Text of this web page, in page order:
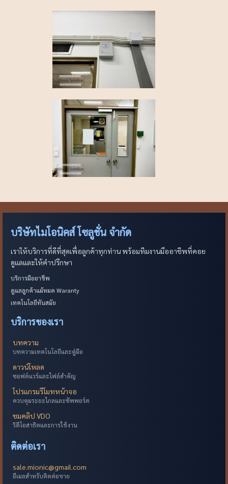
บริษัทไมโอนิคส์ โซลูชั่น จำกัด
เราให้บริการที่ดีที่สุดเพื่อลูกค้าทุกท่าน พร้อมทีมงานมืออาชีพที่คอย
ดูแลและให้คำปรึกษา
บริการมืออาชีพ
ดูแลลูกค้าแม้หมด Waranty
เทคโนโลยีทันสมัย
บริการของเรา
บทความ
บทความเทคโนโลยีและคู่มือ
ดาวน์โหลด
ซอฟต์แวร์และไฟล์สำคัญ
โปรแกรมรีโมทหน้าจอ
ควบคุมระยะไกลและซัพพอร์ต
ชมคลิป VDO
วิดีโอสาธิตและการใช้งาน
ติดต่อเรา
sale.mionic@gmail.com
อีเมลสำหรับติดต่อขาย